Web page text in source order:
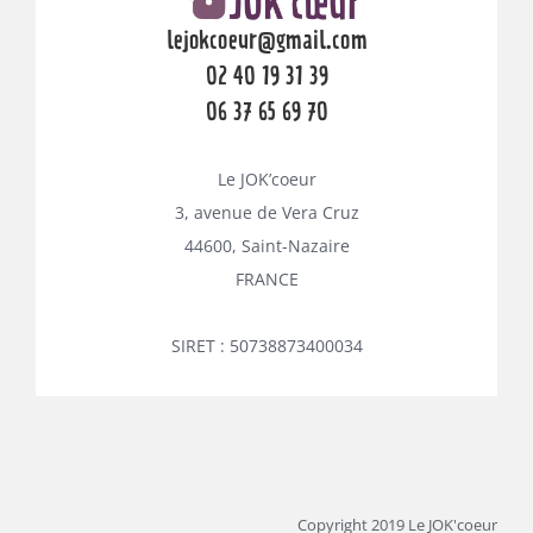
lejokcoeur@gmail.com
02 40 19 31 39
06 37 65 69 70
Le JOK’coeur
3, avenue de Vera Cruz
44600, Saint-Nazaire
FRANCE
SIRET : 50738873400034
Copyright 2019 Le JOK'coeur